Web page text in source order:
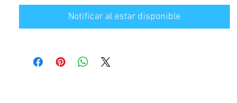
Notificar al estar disponible